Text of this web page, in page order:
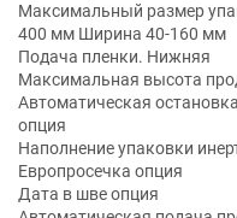
Максимальный размер
400 мм Ширина 40-160 мм
Подача пленки. Нижняя
Максимальная высота
Автоматическая
опция
Наполнение упаковки
Европросечка опция
Дата в шве опция